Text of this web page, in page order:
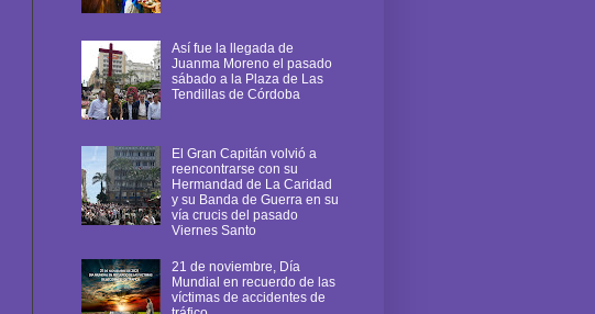
Así fue la llegada de
Juanma Moreno el pasado
sábado a la Plaza de Las
Tendillas de Córdoba
El Gran Capitán volvió a
reencontrarse con su
Hermandad de La Caridad
y su Banda de Guerra en su
vía crucis del pasado
Viernes Santo
21 de noviembre, Día
Mundial en recuerdo de las
víctimas de accidentes de